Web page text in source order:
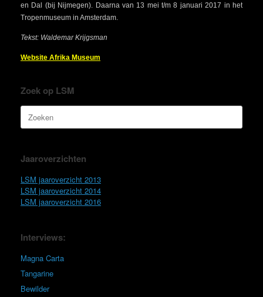
en Dal (bij Nijmegen). Daarna van 13 mei t/m 8 januari 2017 in het
Tropenmuseum in Amsterdam.
Tekst: Waldemar Krijgsman
Website Afrika Museum
Zoek op LSM
Zoeken
naar:
Jaaroverzichten
LSM jaaroverzicht 2013
LSM jaaroverzicht 2014
LSM jaaroverzicht 2016
Interviews:
Magna Carta
Tangarine
Bewilder